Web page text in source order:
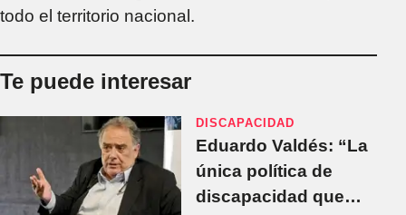
todo el territorio nacional.
Te puede interesar
DISCAPACIDAD
Eduardo Valdés: “La
única política de
discapacidad que